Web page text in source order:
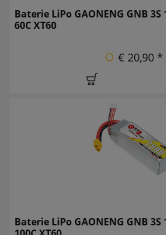
Baterie LiPo GAONENG GNB 3S
60C XT60
€ 20,90 *
Baterie LiPo GAONENG GNB 3S